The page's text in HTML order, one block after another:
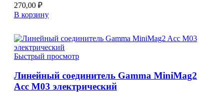
270,00 ₽
В корзину
Быстрый просмотр
Линейный соединитель Gamma MiniMag2
Acc M03 электрический